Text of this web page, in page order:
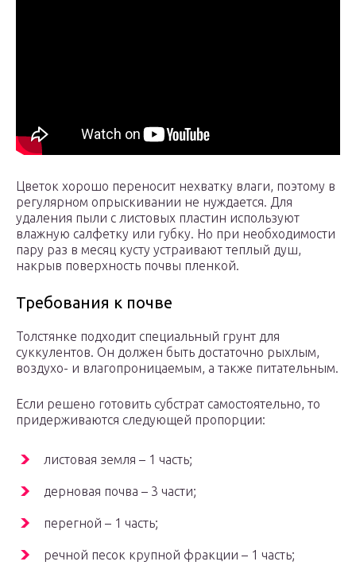
Цветок хорошо переносит нехватку влаги, поэтому в
регулярном опрыскивании не нуждается. Для
удаления пыли с листовых пластин используют
влажную салфетку или губку. Но при необходимости
пару раз в месяц кусту устраивают теплый душ,
накрыв поверхность почвы пленкой.
Требования к почве
Толстянке подходит специальный грунт для
суккулентов. Он должен быть достаточно рыхлым,
воздухо- и влагопроницаемым, а также питательным.
Если решено готовить субстрат самостоятельно, то
придерживаются следующей пропорции:
листовая земля – 1 часть;
дерновая почва – 3 части;
перегной – 1 часть;
речной песок крупной фракции – 1 часть;